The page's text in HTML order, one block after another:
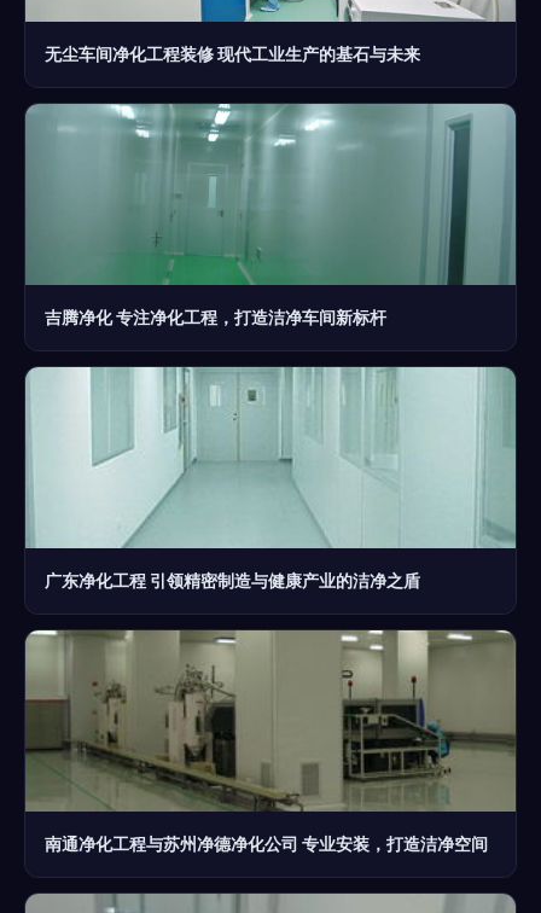
无尘车间净化工程装修 现代工业生产的基石与未来
吉腾净化 专注净化工程，打造洁净车间新标杆
广东净化工程 引领精密制造与健康产业的洁净之盾
南通净化工程与苏州净德净化公司 专业安装，打造洁净空间